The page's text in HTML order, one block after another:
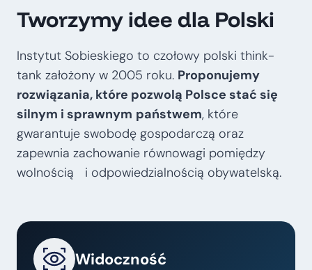
Tworzymy idee dla Polski
Instytut Sobieskiego to czołowy polski think-
tank założony w 2005 roku. Proponujemy
rozwiązania, które pozwolą Polsce stać się
silnym i sprawnym państwem, które
gwarantuje swobodę gospodarczą oraz
zapewnia zachowanie równowagi pomiędzy
wolnością i odpowiedzialnością obywatelską.
Widoczność